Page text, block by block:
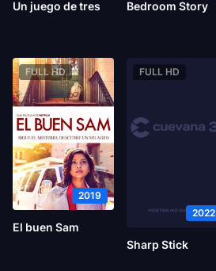
Un juego de tres Bedroom Story
FULL HD
2019
El buen Sam
FULL HD
2022
Sharp Stick